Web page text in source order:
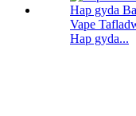
Vape
Hap gyda...